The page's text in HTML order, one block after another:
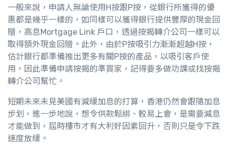
一般來說，申請人無論使用H按跟P按，從銀行所獲得的優
惠都是幾乎一樣的，如同樣可以獲得銀行提供豐厚的現金回
贈，高息Mortgage Link 戶口，透過按揭轉介公司一樣可以
取得額外現金回贈。此外，由於P按吸引力漸漸超越H按，
估計銀行都準備推出更多有關P按的產品，以吸引客戶使
用，因此準備申請按揭的準買家，記得要多做功課或找按揭
轉介公司幫忙。
短期未來未見美國有減緩加息的打算，香港仍然會跟隨加息
步划，進一步地說，想令供款鬆綁、較易上會，是需要減息
才能做到，屆時樓市才有大利好因素回升，否則只是令下跌
速度放緩。